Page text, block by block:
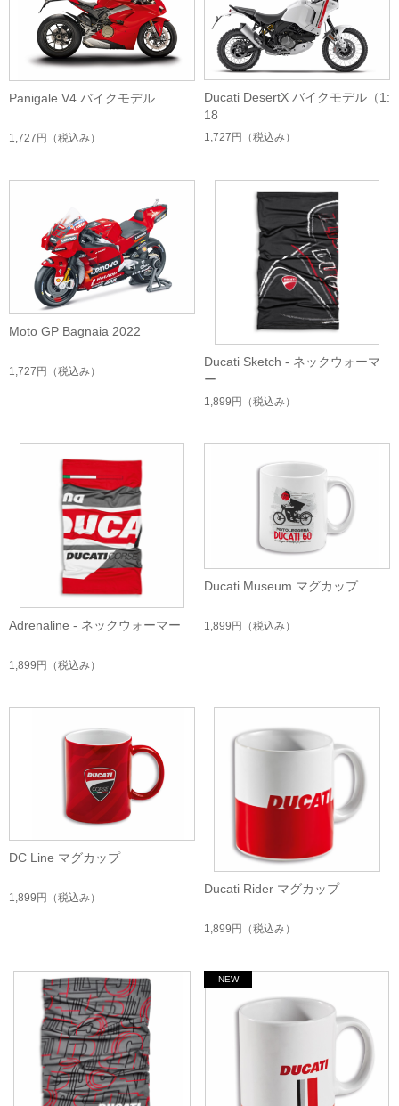
Panigale V4 バイクモデル
1,727円 （税込み）
Ducati DesertX バイクモデル（1:
18
1,727円 （税込み）
Moto GP Bagnaia 2022
1,727円 （税込み）
Ducati Sketch - ネックウォーマ
ー
1,899円 （税込み）
Adrenaline - ネックウォーマー
1,899円 （税込み）
Ducati Museum マグカップ
1,899円 （税込み）
DC Line マグカップ
1,899円 （税込み）
Ducati Rider マグカップ
1,899円 （税込み）